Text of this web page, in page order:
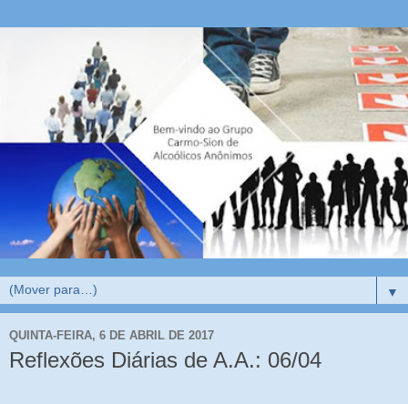
▼
QUINTA-FEIRA, 6 DE ABRIL DE 2017
Reflexões Diárias de A.A.: 06/04